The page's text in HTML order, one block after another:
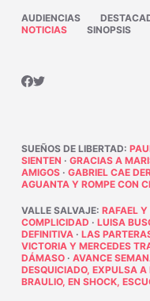
AUDIENCIAS
NOTICIAS
SINOPSIS
SUEÑOS DE LIBERTAD:
SIENTEN · GRACIAS A
AMIGOS· GABRIEL CAE
AGUANTA Y ROMPE CON
VALLE SALVAJE: RAFAEL
COMPLICIDAD · LUISA
DEFINITIVA· LAS
VICTORIA Y MERCEDES
DÁMASO· AVANCE
DESQUICIADO, EXPULSA
BRAULIO, EN SHOCK,